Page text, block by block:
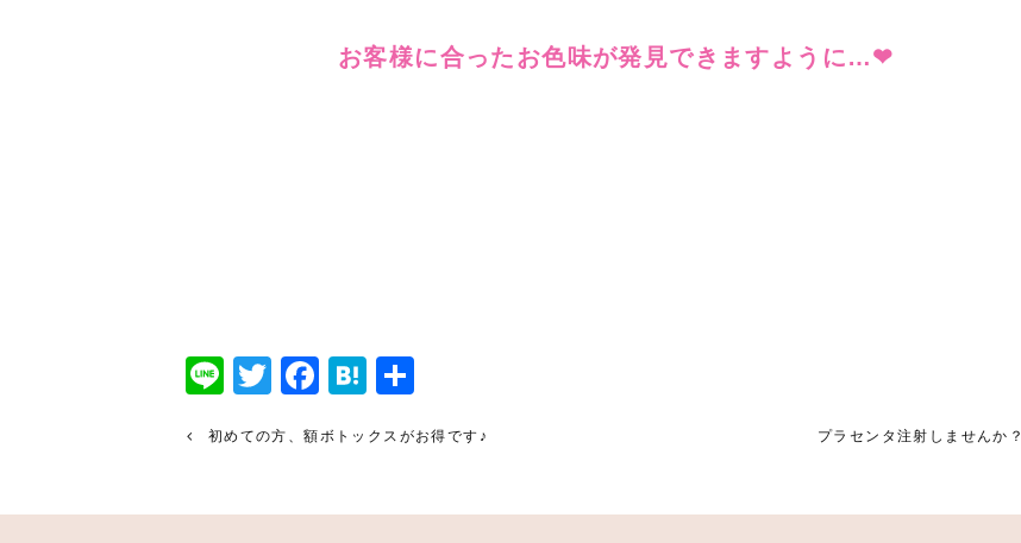
お客様に合ったお色味が発見できますように…❤
LineTwitter
Facebook
Hatena
初めての方、額ボトックスがお得です♪ プラセンタ注射しませんか？